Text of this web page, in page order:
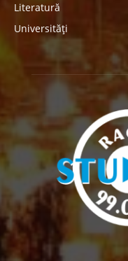
Literatură
Universități